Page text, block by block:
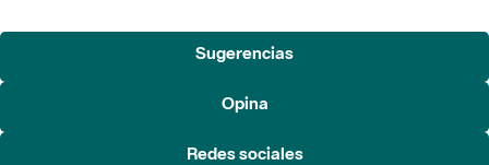
Sugerencias
Opina
Redes sociales